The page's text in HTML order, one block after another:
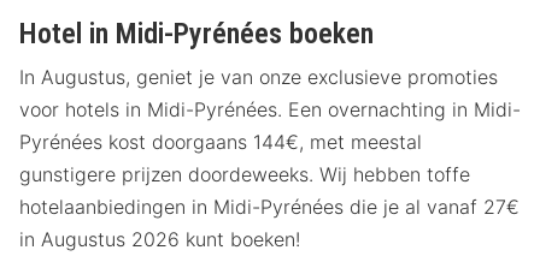
Hotel in Midi-Pyrénées boeken
In Augustus, geniet je van onze exclusieve promoties
voor hotels in Midi-Pyrénées. Een overnachting in Midi-
Pyrénées kost doorgaans 144€, met meestal
gunstigere prijzen doordeweeks. Wij hebben toffe
hotelaanbiedingen in Midi-Pyrénées die je al vanaf 27€
in Augustus 2026 kunt boeken!